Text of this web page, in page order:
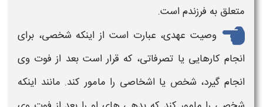
متعلق به فرزندم است.
وصیت عهدی، عبارت است از اینکه شخصی، برای
انجام کارهایی یا تصرفاتی، که قرار است بعد از فوت وی
انجام گیرد، شخص یا اشخاصی را مامور کند. مانند اینکه